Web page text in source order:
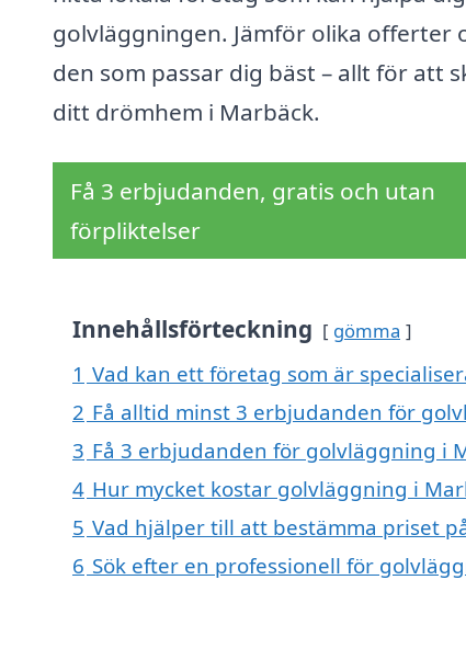
golvläggningen. Jämför olika offerter
den som passar dig bäst – allt för att
ditt drömhem i Marbäck.
Få 3 erbjudanden, gratis och utan
förpliktelser
Innehållsförteckning gömma
1 Vad kan ett företag som är
2 Få alltid minst 3 erbjudanden för
3 Få 3 erbjudanden för golvläggning i
4 Hur mycket kostar golvläggning i
5 Vad hjälper till att bestämma priset
6 Sök efter en professionell för